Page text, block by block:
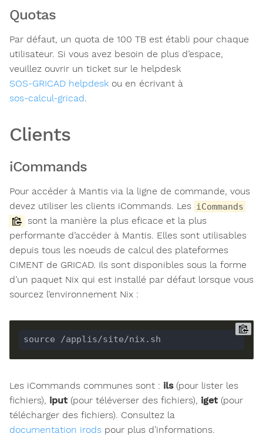
Quotas
Par défaut, un quota de 100 TB est établi pour chaque
utilisateur. Si vous avez besoin de plus d’espace,
veuillez ouvrir un ticket sur le helpdesk
SOS-GRICAD helpdesk ou en écrivant à
sos-calcul-gricad
Clients
iCommands
Pour accéder à Mantis via la ligne de commande, vous
devez utiliser les clients iCommands. Les iCommands
sont la manière la plus eficace et la plus
performante d’accéder à Mantis. Elles sont utilisables
depuis tous les noeuds de calcul des plateformes
CIMENT de GRICAD. Ils sont disponibles sous la forme
d’un paquet Nix qui est installé par défaut lorsque vous
sourcez l’environnement Nix :
Les iCommands communes sont : ils(pour lister les
fichiers), iput (pour téléverser des fichiers), iget (pour
télécharger des fichiers). Consultez la
documentation irods pour plus d’informations.